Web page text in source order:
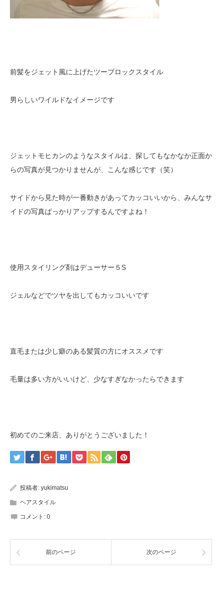
前髪をジェット風に上げたツーブロックスタイル
男らしいワイルドなイメージです
ジェットモヒカンのようなスタイルは、探してもなかなか正面か
らの写真が見つかりませんが、こんな感じです（笑）
サイドから見た時が一番動きがあってカッコいいから、みんなサ
イドの写真ばっかりアップするんですよね！
使用スタイリング剤はデューサー５S
ジェルなどでツヤを出してもカッコいいです
直毛または少し癖のある髪質の方にオススメです
毛量は多い方がいいけど、少なすぎなかったらできます
初めてのご来店、ありがとうございました！
投稿者: yukimatsu
ヘアスタイル
コメント: 0
前のページ 次のページ